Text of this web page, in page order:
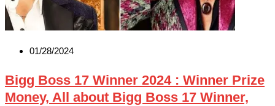
01/28/2024
Bigg Boss 17 Winner 2024 : Winner Prize
Money, All about Bigg Boss 17 Winner,